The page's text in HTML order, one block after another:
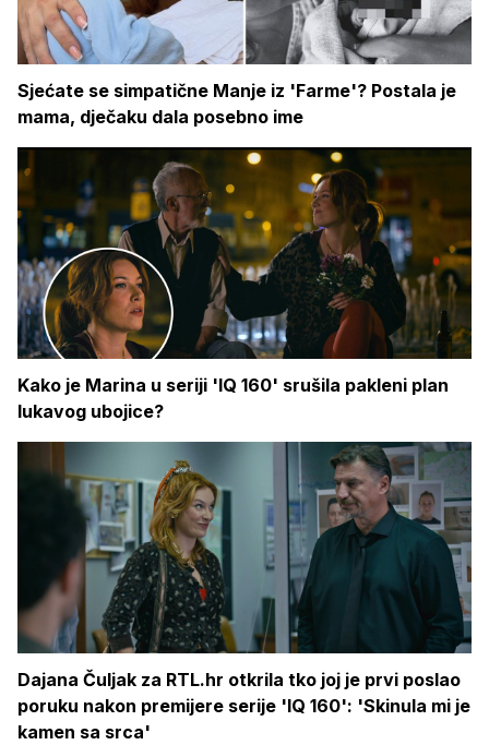
Sjećate se simpatične Manje iz 'Farme'? Postala je
mama, dječaku dala posebno ime
Kako je Marina u seriji 'IQ 160' srušila pakleni plan
lukavog ubojice?
Dajana Čuljak za RTL.hr otkrila tko joj je prvi poslao
poruku nakon premijere serije 'IQ 160': 'Skinula mi je
kamen sa srca'